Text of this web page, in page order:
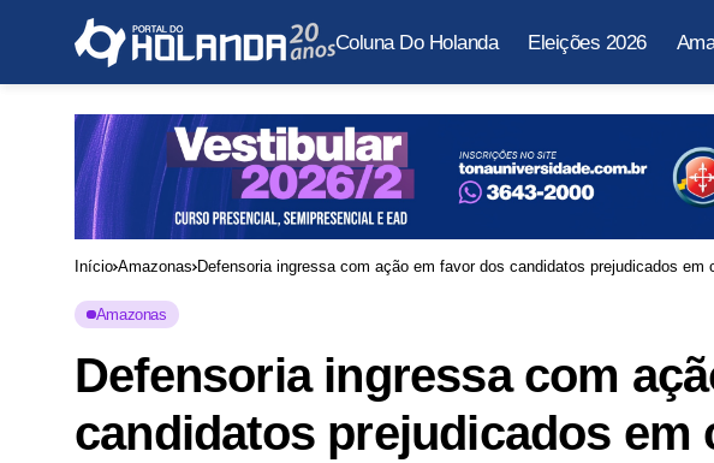
Coluna Do Holanda Eleições 2026
Início Amazonas
Amazonas
Defensoria ingressa com
candidatos prejudicados em